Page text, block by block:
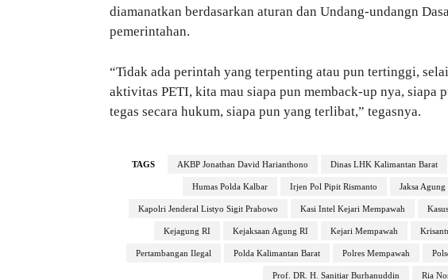
diamanatkan berdasarkan aturan dan Undang-undangn
pemerintahan.
“Tidak ada perintah yang terpenting atau pun tertinggi,
aktivitas PETI, kita mau siapa pun memback-up nya, siapa
tegas secara hukum, siapa pun yang terlibat,” tegasnya.
TAGS AKBP Jonathan David Harianthono Dinas LHK Kalimantan Barat
Humas Polda Kalbar Irjen Pol Pipit Rismanto Jaksa Agung
Kapolri Jenderal Listyo Sigit Prabowo Kasi Intel Kejari Mempawah
Kejagung RI Kejaksaan Agung RI Kejari Mempawah
Pertambangan Ilegal Polda Kalimantan Barat Polres Mempawah
Prof. DR. H. Sanitiar Burhanuddin Ria